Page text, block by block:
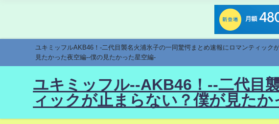
ユキミッフルAKB46！-二代目襲名火浦氷子の一同驚愕まとめ速報にロマンティッ
見たかった夜空編--僕の見たかった星空編-
ユキミッフル--AKB46！--二代目
ィックが止まらない？僕が見た